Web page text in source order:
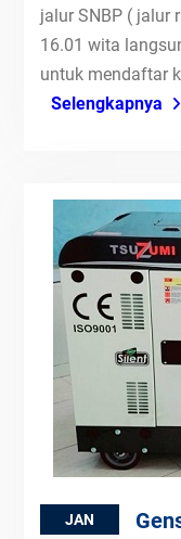
jalur SNBP ( jalur
16.01 wita
untuk mendaftar
Selengkapnya
JAN